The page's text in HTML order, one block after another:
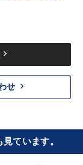
keyboard_arrow_right
せ keyboard_arrow_right
ています。